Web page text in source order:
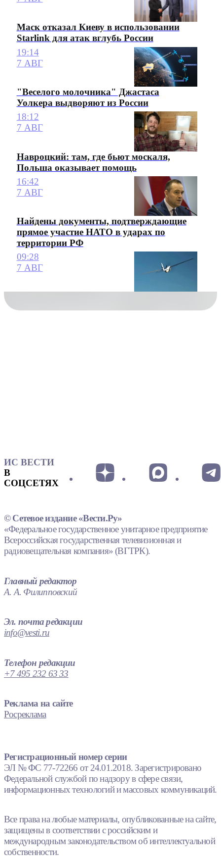
Маск отказал Киеву в использовании
Starlink для атак вглубь России
19:14
7 АВГ
"Веселого молочника" Джастаса
Уолкера выдворяют из России
18:12
7 АВГ
Навроцкий: там, где бьют москаля,
Польша оказывает помощь
16:42
7 АВГ
Найдены документы, подтверждающие
прямое участие НАТО в ударах по
территории РФ
09:28
7 АВГ
ИС ВЕСТИ
В
СОЦСЕТЯХ
© Сетевое издание «Вести.Ру»
«Федеральное государственное унитарное предприятие
Всероссийская государственная телевизионная и
радиовещательная компания» (ВГТРК).
Главный редактор
А. А. Филипповский
Эл. почта редакции
info@vesti.ru
Телефон редакции
+7 495 232 63 33
Реклама на сайте
Росреклама
Регистрационный номер серии
ЭЛ № ФС 77-72266 от 24.01.2018. Зарегистрировано
Федеральной службой по надзору в сфере связи,
информационных технологий и массовых коммуникаций.
Все права на любые материалы, опубликованные на сайте,
защищены в соответствии с российским и
международным законодательством об интеллектуальной
собственности.